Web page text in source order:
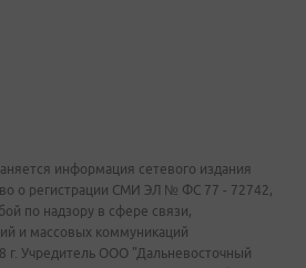
информация сетевого издания
о регистрации СМИ ЭЛ № ФС 77 - 72742,
по надзору в сфере связи,
и массовых коммуникаций
г. Учредитель ООО "Дальневосточный